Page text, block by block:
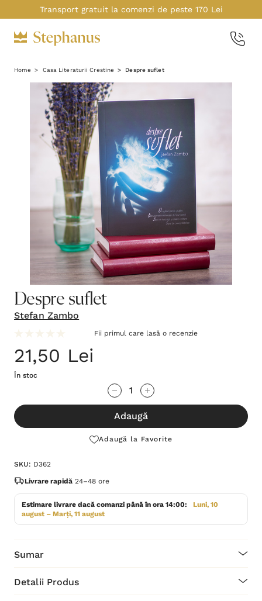
Transport gratuit la comenzi de peste 170 Lei
Home Casa Literaturii Crestine Despre suflet
Despre suflet
Stefan Zambo
Fii primul care lasă o recenzie
21,50 Lei
În stoc
te!
Stocul
Adaugă
Adaugă la Favorite
SKU: D362
Livrare rapidă 24–48 ore
Estimare livrare dacă comanzi până în ora 14:00:
Luni, 10
august – Marți, 11 august
Sumar
Detalii Produs